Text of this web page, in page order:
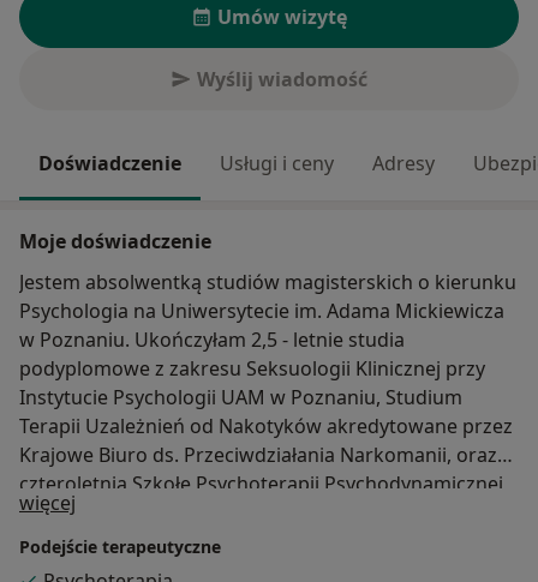
Umów wizytę
Wyślij wiadomość
Doświadczenie Usługi i ceny Adresy
Moje doświadczenie
Jestem absolwentką studiów magisterskich o kierunku
Psychologia na Uniwersytecie im. Adama Mickiewicza
w Poznaniu. Ukończyłam 2,5 - letnie studia
podyplomowe z zakresu Seksuologii Klinicznej przy
Instytucie Psychologii UAM w Poznaniu, Studium
Terapii Uzależnień od Nakotyków akredytowane przez
Krajowe Biuro ds. Przeciwdziałania Narkomanii, oraz
czteroletnią Szkołę Psychoterapii Psychodynamicznej
w Krakowskim Centrum Psychodynamicznym.
Doświadczenie zawodowe zdobywałam pracując w
poradni, ośrodku leczenia uzależnień, hospicjum
więcej
Podejście terapeutyczne